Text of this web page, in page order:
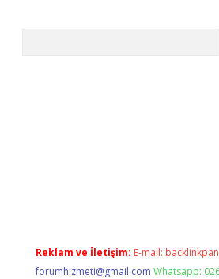
Reklam ve İletişim: E-mail:
forumhizmeti@gmail.com Whatsapp: